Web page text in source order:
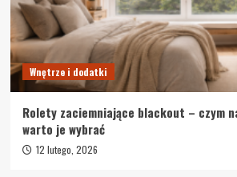
Wnętrze i dodatki
Rolety zaciemniające blackout – czym
warto je wybrać
12 lutego, 2026